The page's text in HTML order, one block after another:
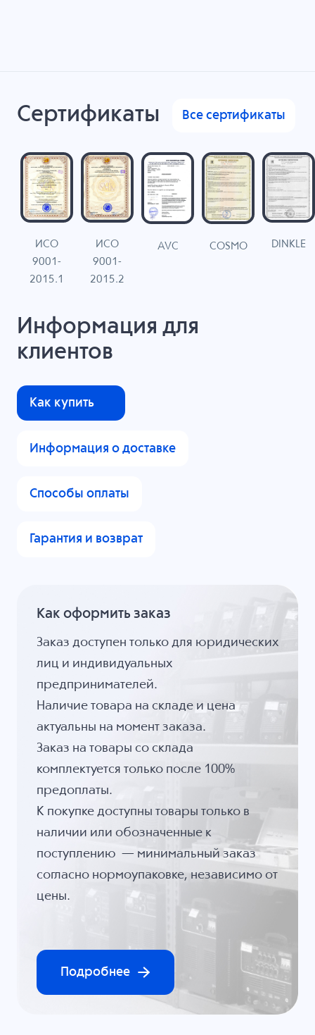
Сертификаты Все сертификаты
ИСО
9001-
2015.1
ИСО
9001-
2015.2
AVC COSMO DINKLE
Информация для
клиентов
Как купить
Информация о доставке
Способы оплаты
Гарантия и возврат
Как оформить заказ
Заказ доступен только для юридических
лиц и индивидуальных
предпринимателей.
Наличие товара на складе и цена
актуальны на момент заказа.
Заказ на товары со склада
комплектуется только после 100%
предоплаты.
К покупке доступны товары только в
наличии или обозначенные к
поступлению — минимальный заказ
согласно нормоупаковке, независимо от
цены.
Подробнее